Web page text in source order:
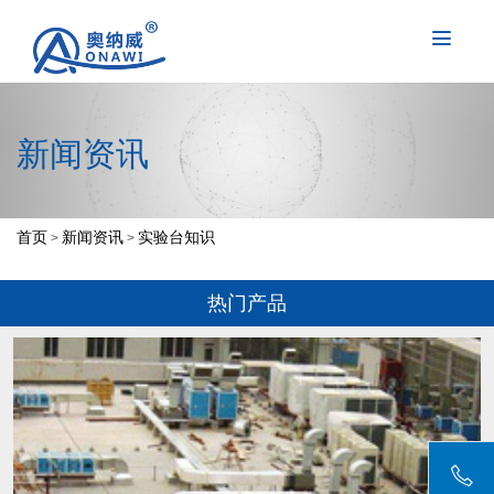
新闻资讯
首页 > 新闻资讯 > 实验台知识
热门产品